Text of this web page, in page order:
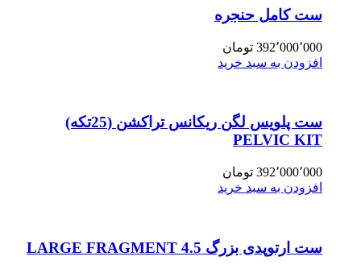
ست کامل حنجره
392٬000٬000 تومان
افزودن به سبد خرید
ست پلویس لگن ریکانس تراکشن (25تکه)
PELVIC KIT
392٬000٬000 تومان
افزودن به سبد خرید
ست ارتوپدی بزرگ 4.5 LARGE FRAGMENT